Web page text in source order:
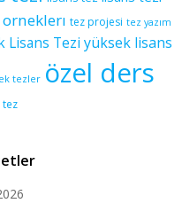
tez projesi tez yazım
Lisans Tezi yüksek lisans
tezler özel ders
tez